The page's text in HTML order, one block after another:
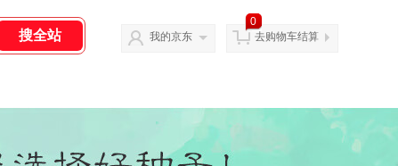
我的京东
0
去购物车结算